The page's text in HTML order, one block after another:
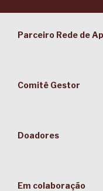
Parceiro Rede de
Comitê Gestor
Doadores
Em colaboração